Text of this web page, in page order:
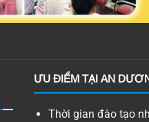
ƯU ĐIỂM TẠI AN
Thời gian đào tạo